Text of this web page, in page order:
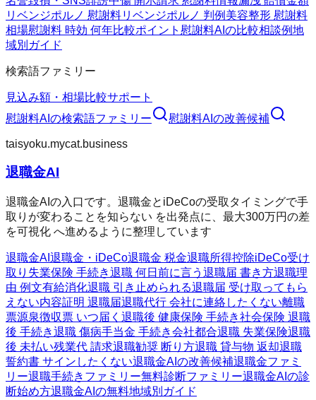
リベンジポルノ 慰謝料リベンジポルノ 判例 美容整形 慰謝料
相場慰謝料 時効 何年比較ポイント 慰謝料AIの比較相談例地
域別ガイド
検索語ファミリー
見込み額・相場比較サポート
慰謝料AI の検索語ファミリー 慰謝料AI の改善候補
taisyoku.mycat.business
退職金AI
退職金AIの入口です。退職金とiDeCoの受取タイミングで手
取りが変わることを知らない を出発点に、最大300万円の差
を可視化 へ進めるように整理しています
退職金AI 退職金・iDeCo退職金 税金退職所得控除iDeCo受け
取り 失業保険 手続き退職 何日前に言う 退職届 書き方退職理
由 例文有給消化退職 引き止められる退職届 受け取ってもら
えない内容証明 退職届退職代行 会社に連絡したくない離職
票源泉徴収票 いつ届く 退職後 健康保険 手続き社会保険 退職
後 手続き退職 傷病手当金 手続き会社都合退職 失業保険退職
後 未払い残業代 請求退職勧奨 断り方退職 貸与物 返却退職
誓約書 サインしたくない退職金AIの改善候補退職金ファミ
リー退職手続きファミリー無料診断ファミリー退職金AIの診
断始め方退職金AIの無料地域別ガイド